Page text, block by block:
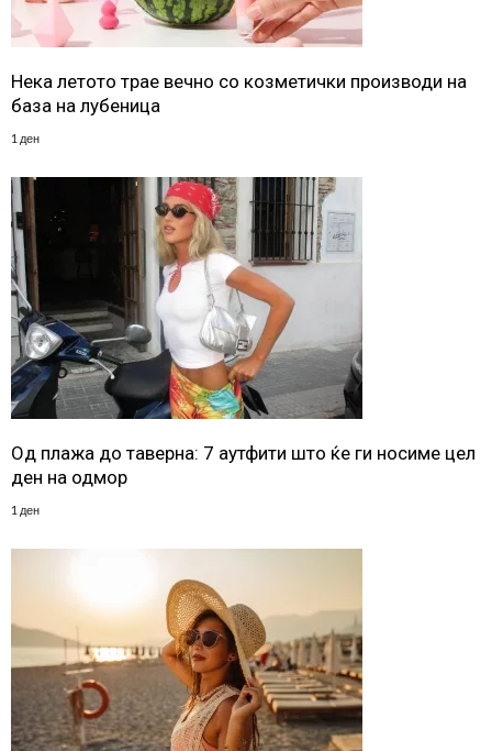
Нека летото трае вечно со козметички производи на
база на лубеница
1 ден
Од плажа до таверна: 7 аутфити што ќе ги носиме цел
ден на одмор
1 ден